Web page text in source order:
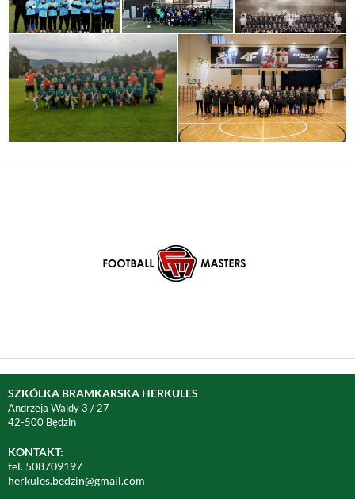
SZKÓLKA BRAMKARSKA HERKULES
Andrzeja Wajdy 3 / 27
42-500 Będzin
KONTAKT:
tel. 508709197
herkules.bedzin@gmail.com